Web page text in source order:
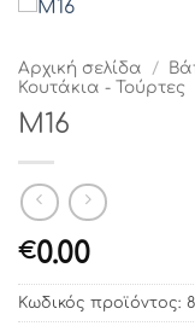
Αρχική σελίδα /
Κουτάκια - Τούρτες
Μ16
€0.00
Κωδικός προϊόντος: